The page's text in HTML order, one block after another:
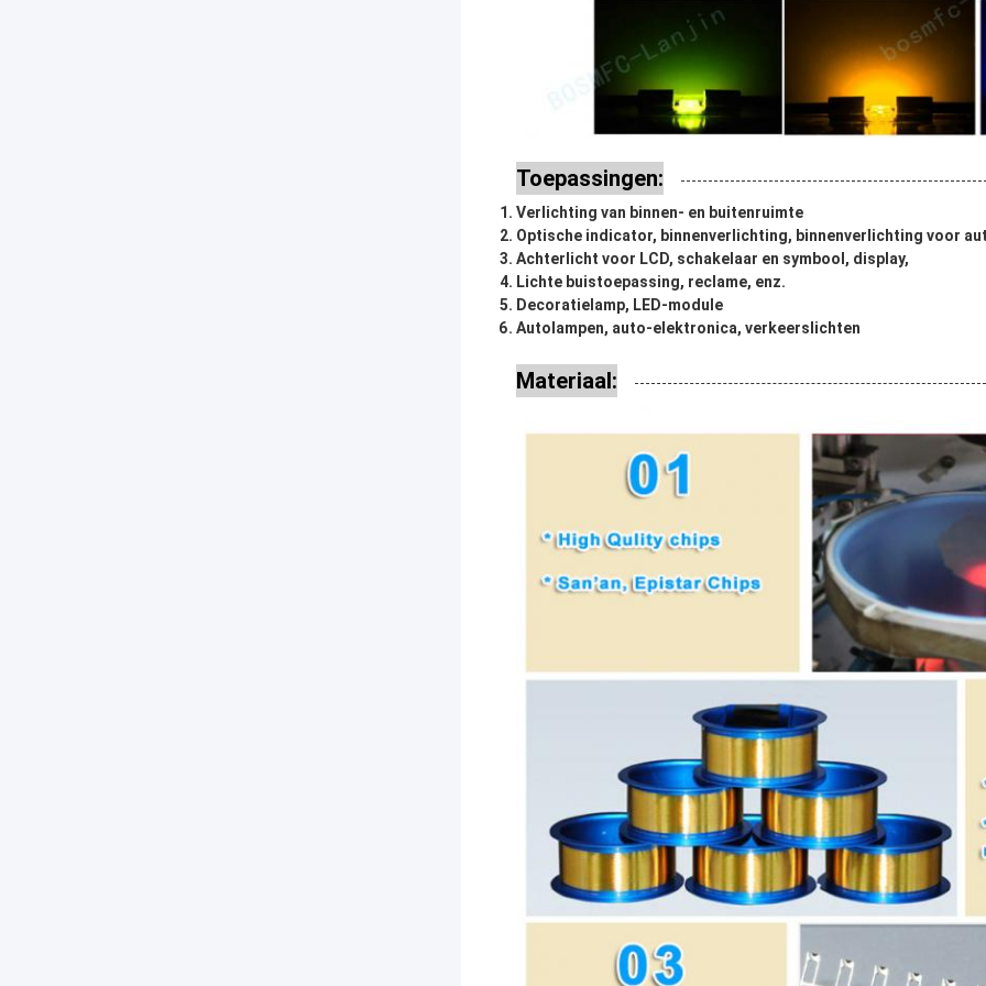
Toepassingen:
Verlichting van binnen- en buitenruimte
Optische indicator, binnenverlichting, binnenverlichting voor
Achterlicht voor LCD, schakelaar en symbool, display,
Lichte buistoepassing, reclame, enz.
Decoratielamp, LED-module
Autolampen, auto-elektronica, verkeerslichten
Materiaal: